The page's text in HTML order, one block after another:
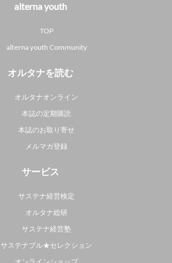
alterna youth
TOP
alterna youth Community
オルタナを読む
オルタナオンライン
本誌の定期購読
本誌のお取り寄せ
メルマガ登録
サービス
サステナ経営検定
オルタナ総研
サステナ経営塾
サステナブル★セレクション